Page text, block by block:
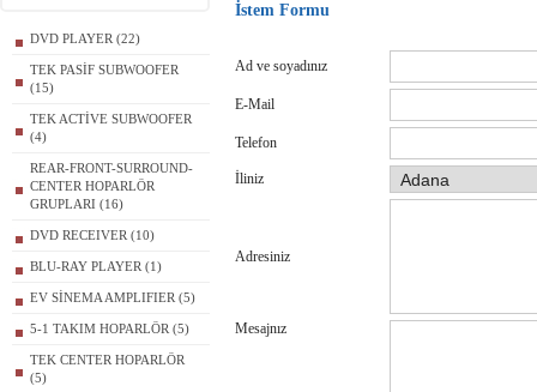
DVD PLAYER (22)
TEK PASİF SUBWOOFER
(15)
TEK ACTİVE SUBWOOFER
(4)
REAR-FRONT-SURROUND-
CENTER HOPARLÖR
GRUPLARI (16)
DVD RECEIVER (10)
BLU-RAY PLAYER (1)
EV SİNEMA AMPLIFIER (5)
5-1 TAKIM HOPARLÖR (5)
TEK CENTER HOPARLÖR
(5)
İstem Formu
Ad ve soyadınız
E-Mail
Telefon
İliniz
Adresiniz
Mesajnız